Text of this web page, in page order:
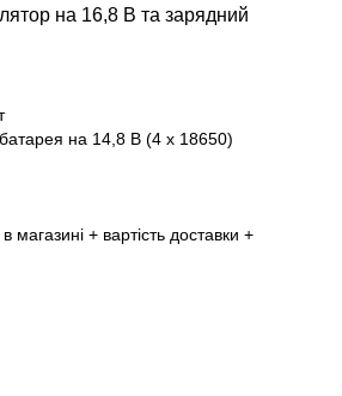
на 16,8 В та зарядний
на 14,8 В (4 х 18650)
магазині + вартість доставки +